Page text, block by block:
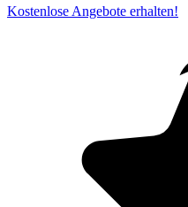
Kostenlose Angebote erhalten!